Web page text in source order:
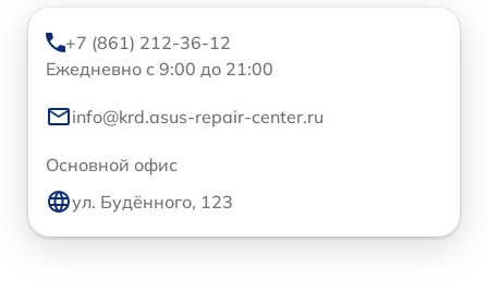
+7 (861) 212-36-12
Ежедневно с 9:00 до 21:00
info@krd.asus-repair-center.ru
Основной офис
ул. Будённого, 123